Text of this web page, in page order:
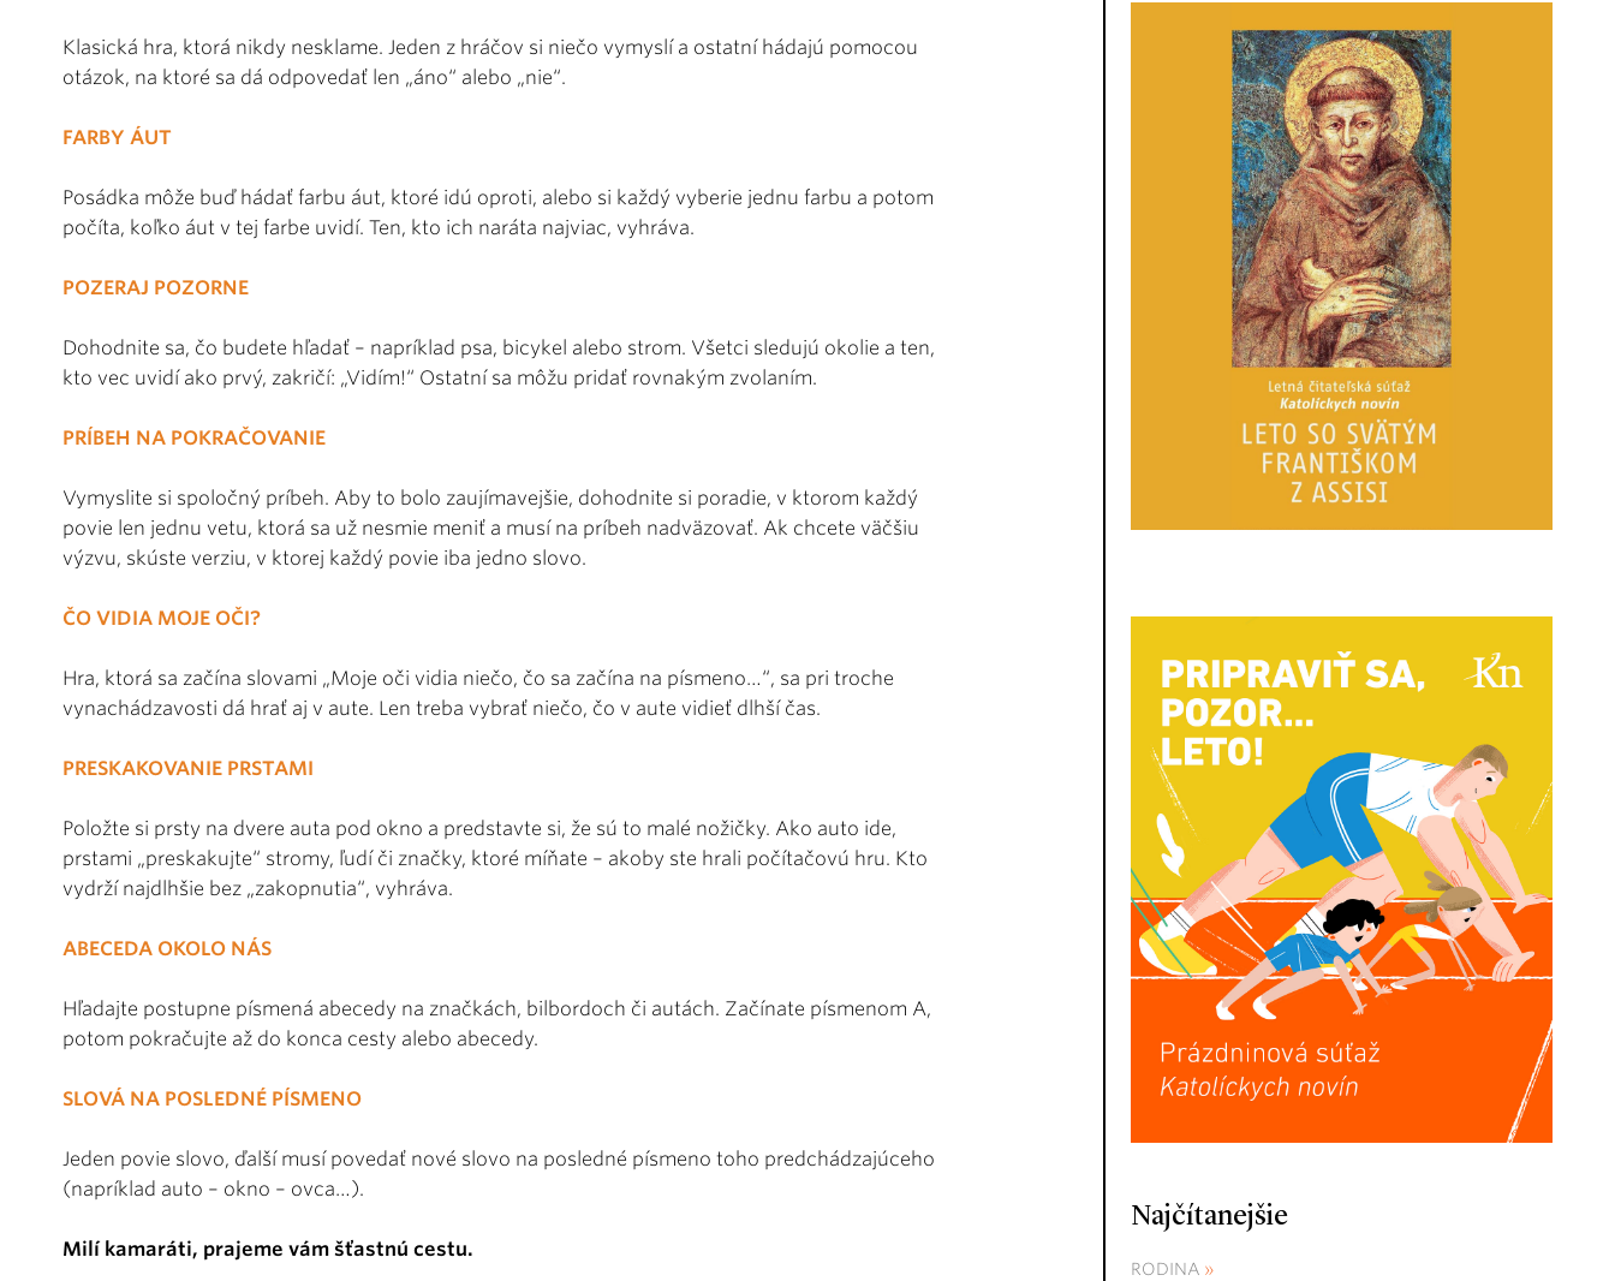
Klasická hra, ktorá nikdy nesklame. Jeden z hráčov si niečo vymyslí a ostatní hádajú pomocou
otázok, na ktoré sa dá odpovedať len „áno“ alebo „nie“.
FARBY ÁUT
Posádka môže buď hádať farbu áut, ktoré idú oproti, alebo si každý vyberie jednu farbu a potom
počíta, koľko áut v tej farbe uvidí. Ten, kto ich naráta najviac, vyhráva.
POZERAJ POZORNE
Dohodnite sa, čo budete hľadať – napríklad psa, bicykel alebo strom. Všetci sledujú okolie a ten,
kto vec uvidí ako prvý, zakričí: „Vidím!“ Ostatní sa môžu pridať rovnakým zvolaním.
PRÍBEH NA POKRAČOVANIE
Vymyslite si spoločný príbeh. Aby to bolo zaujímavejšie, dohodnite si poradie, v ktorom každý
povie len jednu vetu, ktorá sa už nesmie meniť a musí na príbeh nadväzovať. Ak chcete väčšiu
výzvu, skúste verziu, v ktorej každý povie iba jedno slovo.
ČO VIDIA MOJE OČI?
Hra, ktorá sa začína slovami „Moje oči vidia niečo, čo sa začína na písmeno…“, sa pri troche
vynachádzavosti dá hrať aj v aute. Len treba vybrať niečo, čo v aute vidieť dlhší čas.
PRESKAKOVANIE PRSTAMI
Položte si prsty na dvere auta pod okno a predstavte si, že sú to malé nožičky. Ako auto ide,
prstami „preskakujte“ stromy, ľudí či značky, ktoré míňate – akoby ste hrali počítačovú hru. Kto
vydrží najdlhšie bez „zakopnutia“, vyhráva.
ABECEDA OKOLO NÁS
Hľadajte postupne písmená abecedy na značkách, bilbordoch či autách. Začínate písmenom A,
potom pokračujte až do konca cesty alebo abecedy.
SLOVÁ NA POSLEDNÉ PÍSMENO
Jeden povie slovo, ďalší musí povedať nové slovo na posledné písmeno toho predchádzajúceho
(napríklad auto – okno – ovca…).
Milí kamaráti, prajeme vám šťastnú cestu.
Najčítanejšie
RODINA